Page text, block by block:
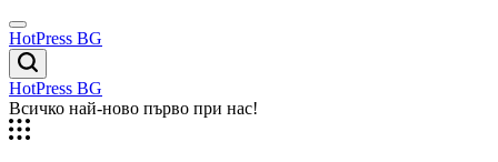
Skip
to
content
Menu
HotPress BG
Търсене
HotPress BG
Всичко най-ново първо при нас!